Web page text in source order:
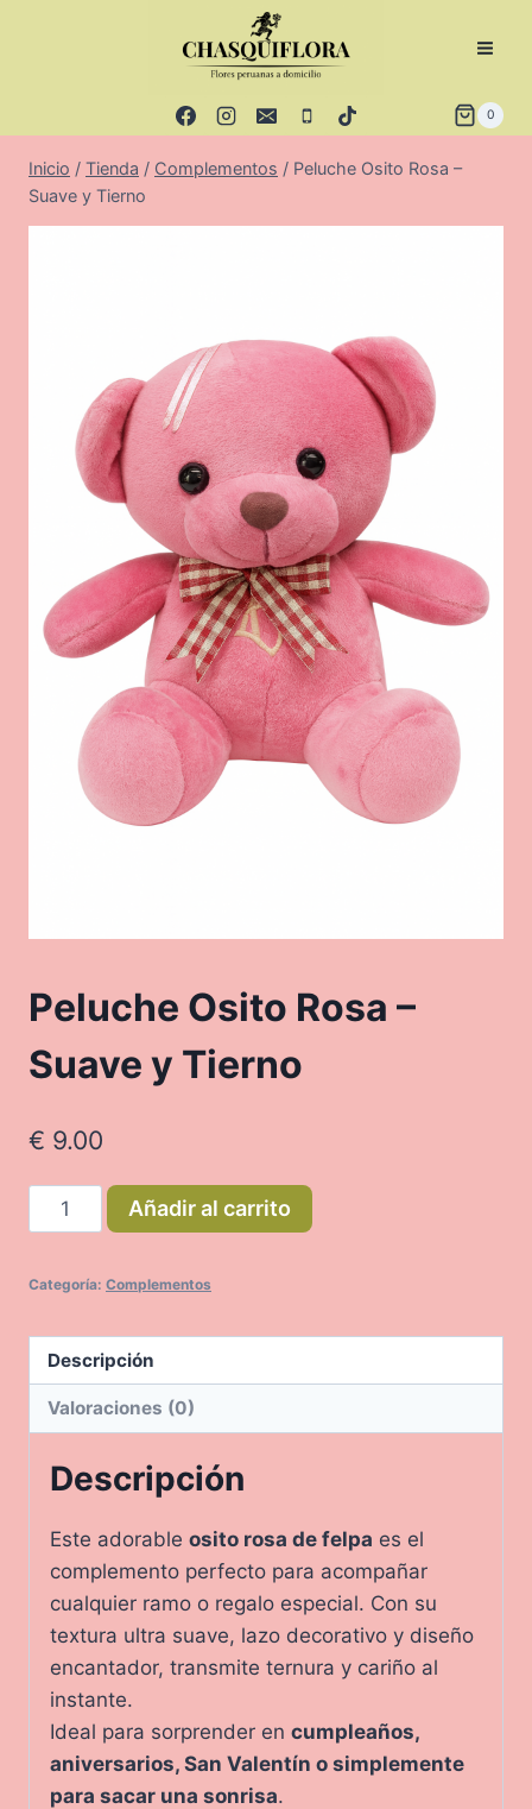
0
Inicio / Tienda / Complementos / Peluche Osito Rosa –
Suave y Tierno
Peluche Osito Rosa –
Suave y Tierno
€ 9.00
Peluche
Osito
–
Tierno
Añadir al carrito
Categoría: Complementos
Descripción
Valoraciones (0)
Descripción
Este adorable osito rosa de felpa es el
complemento perfecto para acompañar
cualquier ramo o regalo especial. Con su
textura ultra suave, lazo decorativo y diseño
encantador, transmite ternura y cariño al
instante.
Ideal para sorprender en cumpleaños,
aniversarios, San Valentín o simplemente
para sacar una sonrisa.